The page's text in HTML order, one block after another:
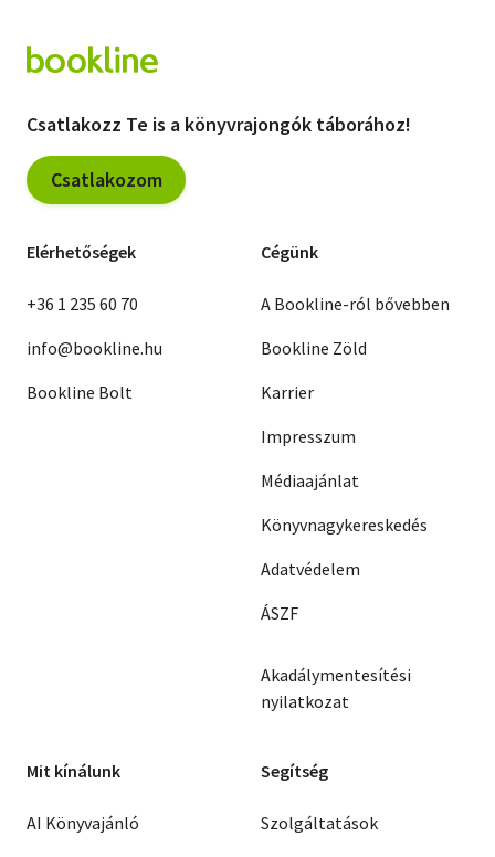
Csatlakozz Te is a könyvrajongók táborához!
Csatlakozom
Elérhetőségek
+36 1 235 60 70
info@bookline.hu
Bookline Bolt
Cégünk
A Bookline-ról bővebben
Bookline Zöld
Karrier
Impresszum
Médiaajánlat
Könyvnagykereskedés
Adatvédelem
ÁSZF
Akadálymentesítési
nyilatkozat
Mit kínálunk
AI Könyvajánló
Segítség
Szolgáltatások